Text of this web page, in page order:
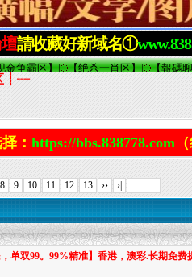
┋┈
： https://bbs.838778.com
8 9 10 11 12 13 ›› ›|
单双99。99%精准】香港，澳彩.长期免